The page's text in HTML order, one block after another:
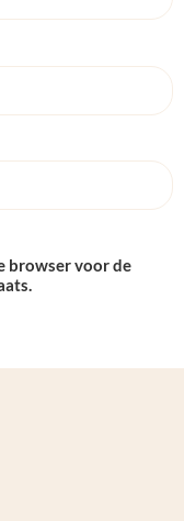
browser voor de